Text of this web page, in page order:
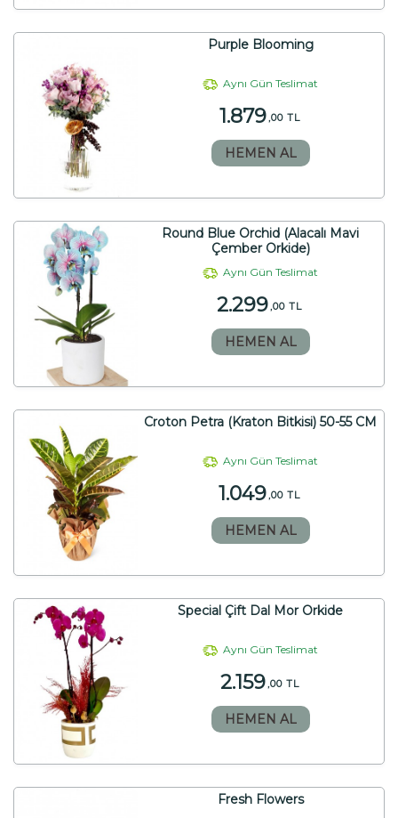
Purple Blooming
Aynı Gün Teslimat
1.879,00 TL
HEMEN AL
Round Blue Orchid (Alacalı Mavi
Çember Orkide)
Aynı Gün Teslimat
2.299,00 TL
HEMEN AL
Croton Petra (Kraton Bitkisi) 50-55 CM
Aynı Gün Teslimat
1.049,00 TL
HEMEN AL
Special Çift Dal Mor Orkide
Aynı Gün Teslimat
2.159,00 TL
HEMEN AL
Fresh Flowers